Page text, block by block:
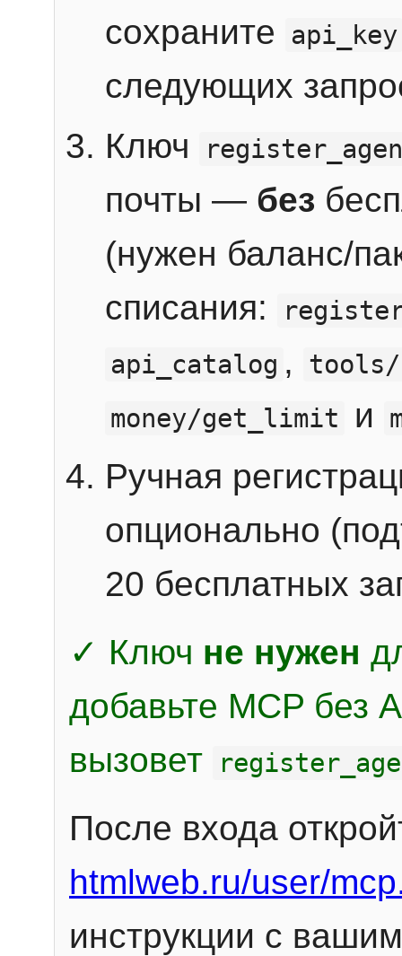
сохраните
api_key
следующих
Ключ
почты — без
(нужен баланс/
списания:
api_catalog ,
money/get_limit
и
Ручная
опционально
20 бесплатных
✓ Ключ не нужен
добавьте MCP без
вызовет
После входа
htmlweb.ru/user/
инструкции с